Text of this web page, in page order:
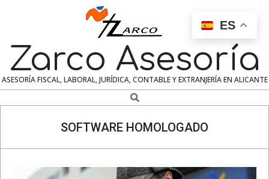
Zarco Asesoría
ASESORÍA FISCAL, LABORAL, JURÍDICA, CONTABLE Y EXTRANJERÍA EN ALICANTE
Search
SOFTWARE HOMOLOGADO
ES